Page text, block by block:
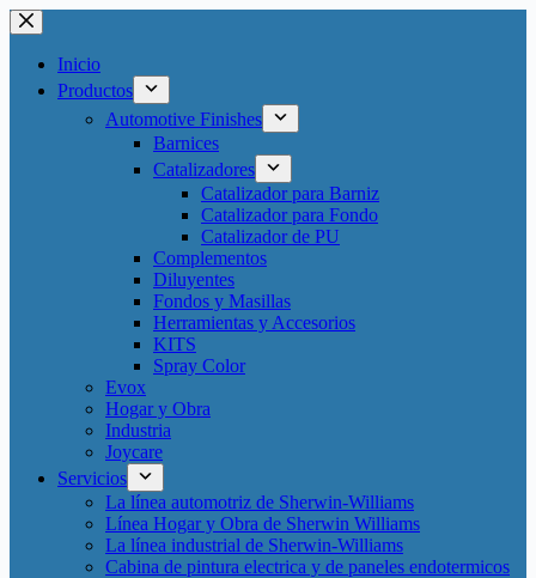
Saltar
al
contenido
Inicio
Productos
Automotive Finishes
Barnices
Catalizadores
Catalizador para Barniz
Catalizador para Fondo
Catalizador de PU
Complementos
Diluyentes
Fondos y Masillas
Herramientas y Accesorios
KITS
Spray Color
Evox
Hogar y Obra
Industria
Joycare
Servicios
La línea automotriz de Sherwin-Williams
Línea Hogar y Obra de Sherwin Williams
La línea industrial de Sherwin-Williams
Cabina de pintura electrica y de paneles endotermicos